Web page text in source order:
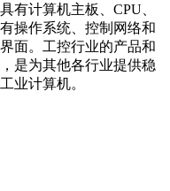
有计算机主板、CPU、
操作系统、控制网络和
面。工控行业的产品和
是为其他各行业提供稳
业计算机。